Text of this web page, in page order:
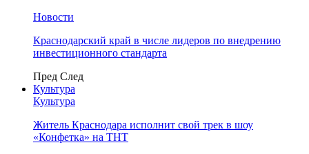
Новости
Краснодарский край в числе лидеров по внедрению
инвестиционного стандарта
Пред След
Культура
Культура
Житель Краснодара исполнит свой трек в шоу
«Конфетка» на ТНТ